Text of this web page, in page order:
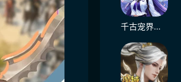
千古宠界游戏软件V1.0